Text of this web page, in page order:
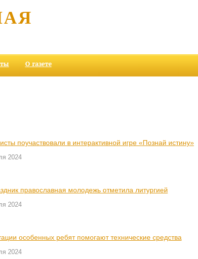
О газете
поучаствовали в интерактивной игре «Познай истину»
2024
православная молодежь отметила литургией
2024
особенных ребят помогают технические средства
2024